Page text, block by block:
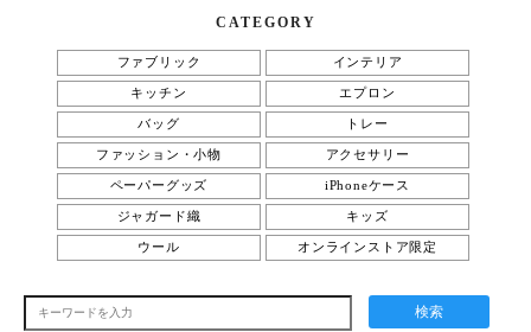
CATEGORY
ファブリック インテリア
キッチン エプロン
バッグ トレー
ファッション・小物 アクセサリー
ペーパーグッズ iPhoneケース
ジャガード織 キッズ
ウール オンラインストア限定
検索